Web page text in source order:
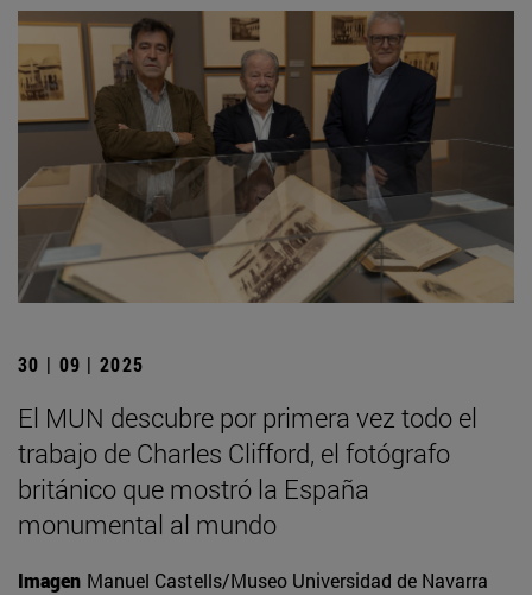
30 | 09 | 2025
El MUN descubre por primera vez todo el
trabajo de Charles Clifford, el fotógrafo
británico que mostró la España
monumental al mundo
Imagen Manuel Castells/Museo Universidad de Navarra